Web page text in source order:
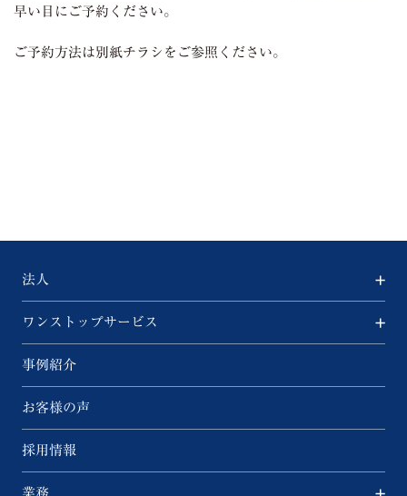
早い目にご予約ください。
ご予約方法は別紙チラシをご参照ください。
法人
ワンストップサービス
事例紹介
お客様の声
採用情報
業務